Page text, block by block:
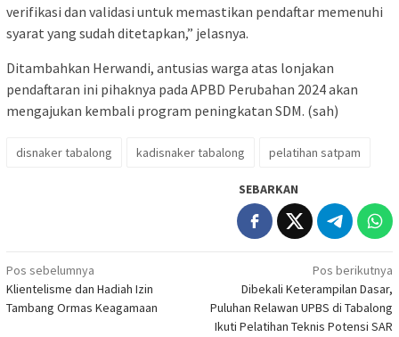
verifikasi dan validasi untuk memastikan pendaftar memenuhi
syarat yang sudah ditetapkan,” jelasnya.
Ditambahkan Herwandi, antusias warga atas lonjakan
pendaftaran ini pihaknya pada APBD Perubahan 2024 akan
mengajukan kembali program peningkatan SDM. (sah)
disnaker tabalong kadisnaker tabalong pelatihan satpam
SEBARKAN
Navigasi
pos
Pos sebelumnya
Klientelisme dan Hadiah Izin
Tambang Ormas Keagamaan
Pos berikutnya
Dibekali Keterampilan Dasar,
Puluhan Relawan UPBS di Tabalong
Ikuti Pelatihan Teknis Potensi SAR